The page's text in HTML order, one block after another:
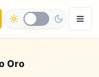
Oro